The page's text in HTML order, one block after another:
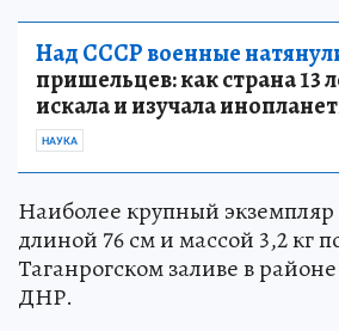
Над СССР военные
пришельцев: как страна 13
искала и изучала
НАУКА
Наиболее крупный экземпляр
длиной 76 см и массой 3,2 кг
Таганрогском заливе в
ДНР.